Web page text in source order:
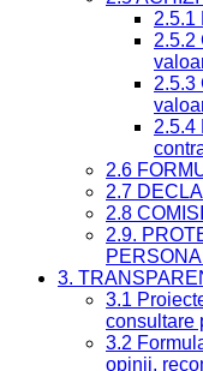
2.5.1
2.5.2
2.5.3
2.5.4
2.6
2.7
2.8
2.9.
3.
3.1
consultare
3.2
opinii,